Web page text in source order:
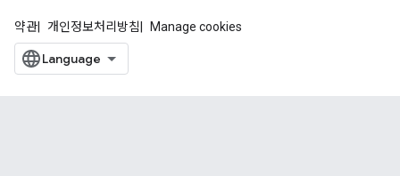
약관 개인정보처리방침 Manage cookies